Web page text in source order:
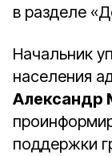
в разделе
Начальник
населения
Александр
поддержки